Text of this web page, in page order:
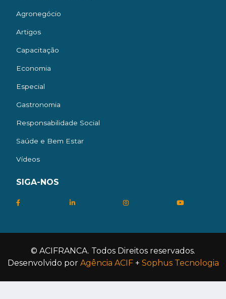
Agronegócio
Artigos
Capacitação
Economia
Especial
Gastronomia
Responsabilidade Social
Saúde e Bem Estar
Vídeos
SIGA-NOS
© ACIFRANCA. Todos Direitos reservados.
Desenvolvido por Agência ACIF+ Sophus Tecnologia